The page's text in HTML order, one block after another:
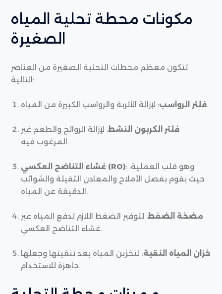
مكونات محطة تحلية المياه
الصغيرة
تتكون معظم محطات التحلية الصغيرة من العناصر
التالية:
فلتر الرواسب: لإزالة الأتربة والرواسب الكبيرة من المياه.
فلتر الكربون النشط: لإزالة الروائح والطعم غير
المرغوب فيه.
غشاء التناضح العكسي (RO): وهو قلب العملية،
حيث يقوم بفصل الأملاح والمعادن الثقيلة والشوائب
الدقيقة عن المياه.
مضخة الضغط: لتوفير الضغط اللازم لدفع المياه عبر
غشاء التناضح العكسي.
خزان المياه النقية: لتخزين المياه بعد تنقيتها وجعلها
جاهزة للاستخدام.